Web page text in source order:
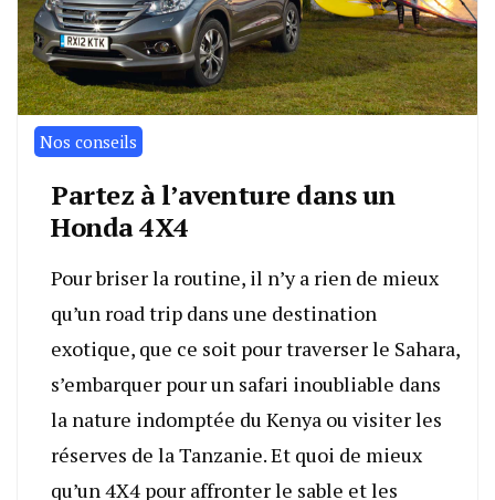
Nos conseils
Partez à l’aventure dans un
Honda 4X4
Pour briser la routine, il n’y a rien de mieux
qu’un road trip dans une destination
exotique, que ce soit pour traverser le Sahara,
s’embarquer pour un safari inoubliable dans
la nature indomptée du Kenya ou visiter les
réserves de la Tanzanie. Et quoi de mieux
qu’un 4X4 pour affronter le sable et les